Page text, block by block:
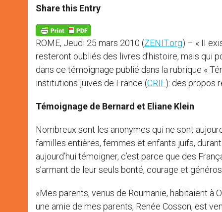
t
s
p
p
s
e
g
e
r
e
b
k
Share this Entry
ROME, Jeudi 25 mars 2010 (ZENIT.org) – « II
resteront oubliés des livres d’histoire, mais qui
dans ce témoignage publié dans la rubrique «
institutions juives de France (CRIF): des propos
Témoignage de Bernard et Eliane Klein
Nombreux sont les anonymes qui ne sont
familles entières, femmes et enfants juifs,
aujourd’hui témoigner, c’est parce que des
s’armant de leur seuls bonté, courage et
«Mes parents, venus de Roumanie, habitaient à
une amie de mes parents, Renée Cosson, est